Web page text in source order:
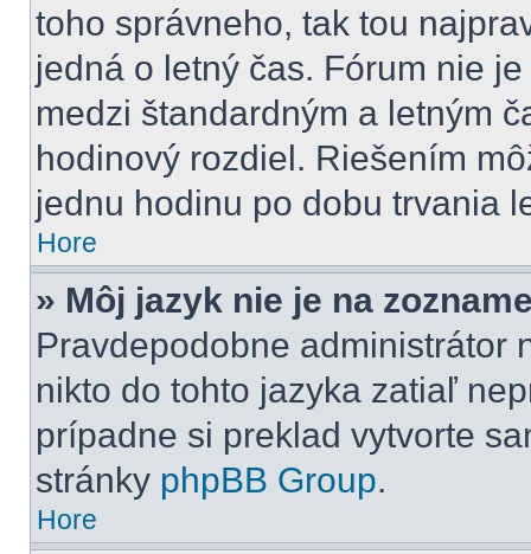
toho správneho, tak tou
jedná o letný čas. Fórum nie
medzi štandardným a letným
hodinový rozdiel. Riešením
jednu hodinu po dobu trvania
Hore
» Môj jazyk nie je na
Pravdepodobne administrátor
nikto do tohto jazyka zatiaľ
prípadne si preklad vytvorte
stránky phpBB Group.
Hore